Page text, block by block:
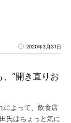
2020年3月31日
“開き直りお
によって、飲食店
氏はちょっと気に